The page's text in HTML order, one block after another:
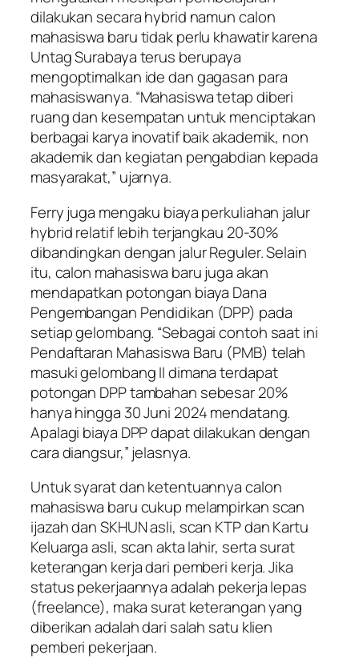
dilakukan secara hybrid namun calon
mahasiswa baru tidak perlu khawatir karena
Untag Surabaya terus berupaya
mengoptimalkan ide dan gagasan para
mahasiswanya. “Mahasiswa tetap diberi
ruang dan kesempatan untuk menciptakan
berbagai karya inovatif baik akademik, non
akademik dan kegiatan pengabdian kepada
masyarakat,” ujarnya.
Ferry juga mengaku biaya perkuliahan jalur
hybrid relatif lebih terjangkau 20-30%
dibandingkan dengan jalur Reguler. Selain
itu, calon mahasiswa baru juga akan
mendapatkan potongan biaya Dana
Pengembangan Pendidikan (DPP) pada
setiap gelombang. “Sebagai contoh saat ini
Pendaftaran Mahasiswa Baru (PMB) telah
masuki gelombang II dimana terdapat
potongan DPP tambahan sebesar 20%
hanya hingga 30 Juni 2024 mendatang.
Apalagi biaya DPP dapat dilakukan dengan
cara diangsur,” jelasnya.
Untuk syarat dan ketentuannya calon
mahasiswa baru cukup melampirkan scan
ijazah dan SKHUN asli, scan KTP dan Kartu
Keluarga asli, scan akta lahir, serta surat
keterangan kerja dari pemberi kerja. Jika
status pekerjaannya adalah pekerja lepas
(freelance), maka surat keterangan yang
diberikan adalah dari salah satu klien
pemberi pekerjaan.